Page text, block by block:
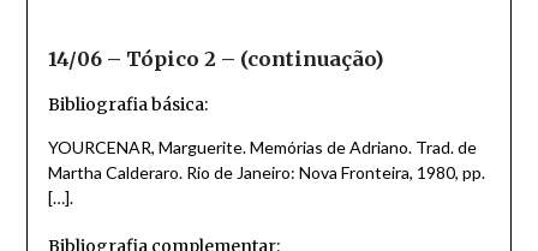
14/06 – Tópico 2 – (continuação)
Bibliografia básica:
YOURCENAR, Marguerite. Memórias de Adriano. Trad. de
Martha Calderaro. Rio de Janeiro: Nova Fronteira, 1980, pp.
[…].